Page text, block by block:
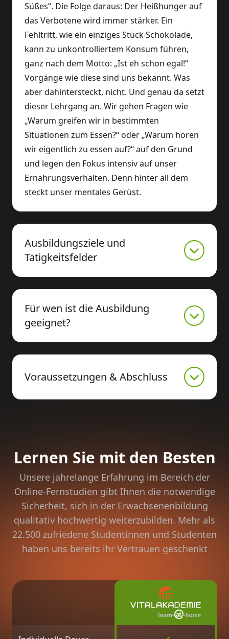
Süßes“. Die Folge daraus: Der Heißhunger auf
das Verbotene wird immer stärker. Ein
Fehltritt, wie ein einziges Stück Schokolade,
kann zu unkontrolliertem Konsum führen,
ganz nach dem Motto: „Ist eh schon egal!“
Vorgänge wie diese sind uns bekannt. Was
aber dahintersteckt, nicht. Und genau da setzt
dieser Lehrgang an. Wir gehen Fragen wie
„Warum greifen wir in bestimmten
Situationen zum Essen?“ oder „Warum hören
wir eigentlich zu essen auf?“ auf den Grund
und legen den Fokus intensiv auf unser
Ernährungsverhalten. Denn hinter all dem
steckt unser mentales Gerüst.
Ausbildungsziele und
Tätigkeitsfelder
Für wen ist die Ausbildung
geeignet?
Voraussetzungen & Abschluss
Lernen Sie mit den Besten
Unsere jahrelange Erfahrung im Bereich der
Online-Fernstudien gibt Ihnen die notwendige
Sicherheit, sich in der Erwachsenenbildung
qualitativ hochwertig weiterzubilden. Mehr als
22.500 zufriedene Studentinnen und Studenten
haben uns bereits ihr Vertrauen geschenkt